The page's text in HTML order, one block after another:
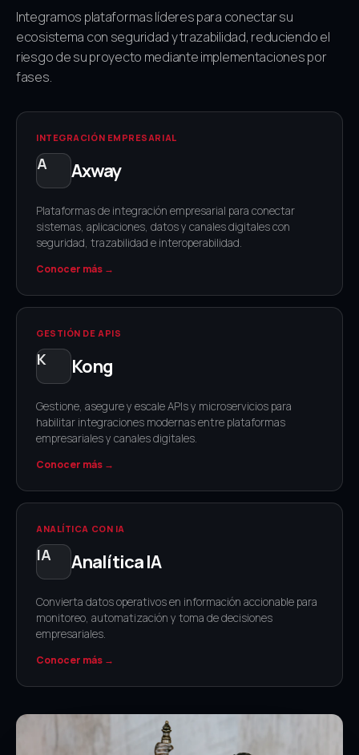
Integramos plataformas líderes para conectar su
ecosistema con seguridad y trazabilidad, reduciendo el
riesgo de su proyecto mediante implementaciones por
fases.
INTEGRACIÓN EMPRESARIAL
Axway
Plataformas de integración empresarial para conectar
sistemas, aplicaciones, datos y canales digitales con
seguridad, trazabilidad e interoperabilidad.
Conocer más →
GESTIÓN DE APIS
Kong
Gestione, asegure y escale APIs y microservicios para
habilitar integraciones modernas entre plataformas
empresariales y canales digitales.
Conocer más →
ANALÍTICA CON IA
Analítica IA
Convierta datos operativos en información accionable para
monitoreo, automatización y toma de decisiones
empresariales.
Conocer más →